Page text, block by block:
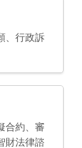
、行政訴
合約、審
財法律諮